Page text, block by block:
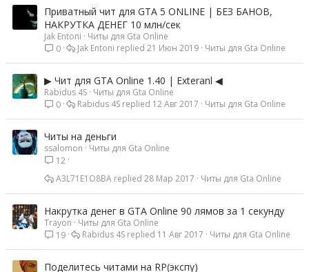
Приватный чит для GTA 5 ONLINE | БЕЗ БАНОВ,
НАКРУТКА ДЕНЕГ 10 млн/сек
Jak Entoni
Читы для Gta Online
0
Читы для Gta Online
21 Июн 2019
Jak Entoni
▶ Чит для GTA Online 1.40 | Exteranl ◀
Rabidus 4S Читы для Gta Online
0
Читы для Gta Online
12 Авг 2017
Rabidus 4S
Читы на деньги
ssalomon
Читы для Gta Online
12
Читы для Gta Online
28 Мар 2017
A3L71E1O8BA
Накрутка денег в GTA Online 90 лямов за 1 секунду
Trayon
Читы для Gta Online
19
Читы для Gta Online
11 Авг 2017
Rabidus 4S
Поделитесь читами на RP(экспу)